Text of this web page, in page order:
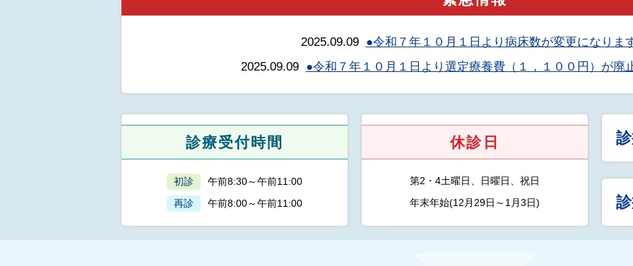
2025.09.09
●令和７年１０月１日より病床数が変更になります
2025.09.09
●令和７年１０月１日より選定療養費（１，１００円）が廃
診療受付時間
初診
午前8:30～午前11:00
再診
午前8:00～午前11:00
休診日
第2・4土曜日、日曜日、祝日
年末年始(12月29日～1月3日)